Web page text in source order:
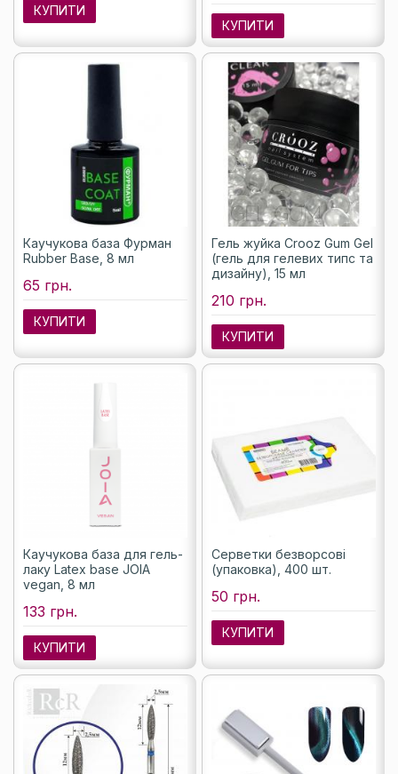
КУПИТИ
КУПИТИ
Каучукова база Фурман
Rubber Base, 8 мл
65 грн.
КУПИТИ
Гель жуйка Crooz Gum Gel
(гель для гелевих типс та
дизайну), 15 мл
210 грн.
КУПИТИ
Каучукова база для гель-
лаку Latex base JOIA
vegan, 8 мл
133 грн.
КУПИТИ
Серветки безворсові
(упаковка), 400 шт.
50 грн.
КУПИТИ